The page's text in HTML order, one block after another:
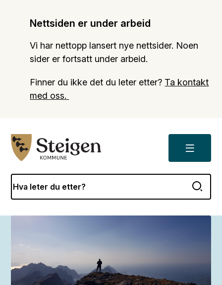
Nettsiden er under arbeid
Vi har nettopp lansert nye nettsider. Noen
sider er fortsatt under arbeid.
Finner du ikke det du leter etter? Ta kontakt
med oss.
Meny